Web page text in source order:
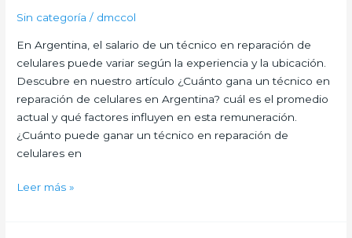
computadoras
Sin categoría / dmccol
En Argentina, el salario de un técnico en reparación de
celulares puede variar según la experiencia y la ubicación.
Descubre en nuestro artículo ¿Cuánto gana un técnico en
reparación de celulares en Argentina? cuál es el promedio
actual y qué factores influyen en esta remuneración.
¿Cuánto puede ganar un técnico en reparación de
celulares en
Descubre
Leer más »